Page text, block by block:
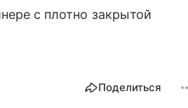
с плотно закрытой
Поделиться